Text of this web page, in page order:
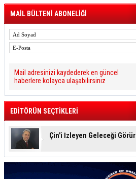
MAİL BÜLTENİ ABONELİĞİ
Mail adresinizi kaydederek en güncel
haberlere kolayca ulaşabilirsiniz
EDİTÖRÜN SEÇTİKLERİ
Çin'i İzleyen Geleceği Görür